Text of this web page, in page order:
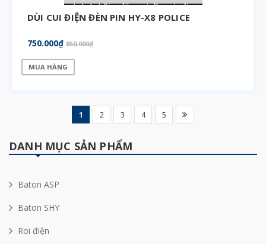
DÙI CUI ĐIỆN ĐÈN PIN HY-X8 POLICE
750.000₫ 850.000₫
MUA HÀNG
1 2 3 4 5
DANH MỤC SẢN PHẨM
Baton ASP
Baton SHY
Roi điện